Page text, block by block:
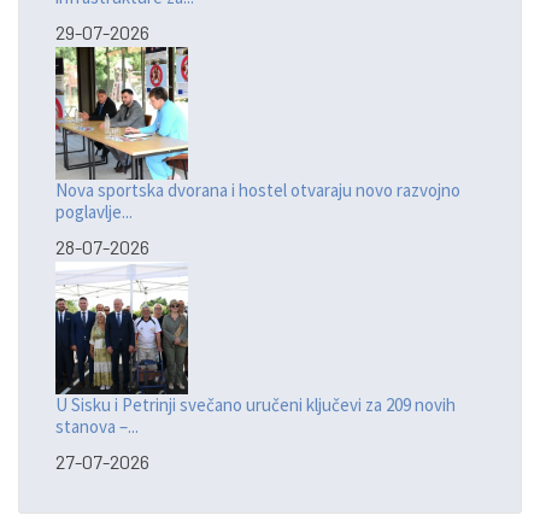
29-07-2026
Nova sportska dvorana i hostel otvaraju novo razvojno
poglavlje...
28-07-2026
U Sisku i Petrinji svečano uručeni ključevi za 209 novih
stanova –...
27-07-2026